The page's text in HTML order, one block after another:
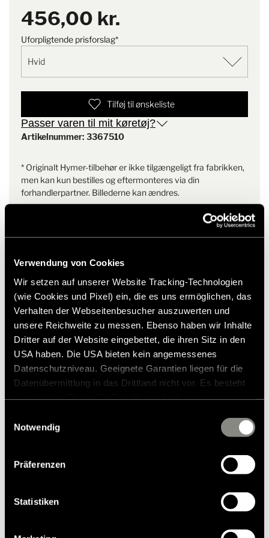
Verwendung von Cookies
Wir setzen auf unserer Website Tracking-Technologien
(wie Cookies und Pixel) ein, die es uns ermöglichen, das
Verhalten der Webseitenbesucher auszuwerten und
unsere Reichweite zu messen. Ebenso haben wir Inhalte
Dritter auf der Website eingebettet, die ihren Sitz in den
USA haben. Die USA bieten kein angemessenes
Datenschutzniveau. Geeignete Garantien liegen für die
Datenübermittlung in das Drittland nicht vor. Es besteht
zustehen. Eingesetzte Dienstleister können Daten für
zusammenführen. Weitere Informationen finden Sie in
unsererDatenschutzerklärung
. Akzeptieren Sie oder
Einstellungen aus, erteilen Sie uns Ihre Einwilligung zur
Verarbeitung Ihrer Daten zu den genannten Zwecken. Die
Notwendig
Präferenzen
Statistiken
Leveringsomfang
456,00 kr.
Uforpligtende prisforslag*
Tilføj til ønskeliste
Passer varen til mit køretøj?
Artikelnummer: 3367510
* Originalt Hymer-tilbehør er ikke tilgængeligt fra fabrikken,
men kan kun bestilles og eftermonteres via din
forhandlerpartner. Billederne kan ændres.
Lignende produkter